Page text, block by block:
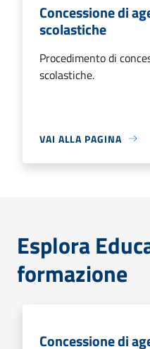
Concessione di
scolastiche
Procedimento di
scolastiche.
VAI ALLA PAGINA
Esplora
formazione
Concessione di